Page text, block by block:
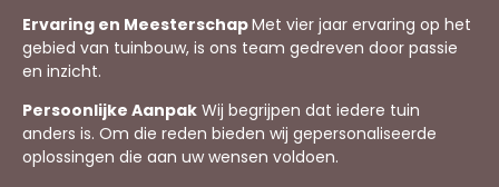
Ervaring en MeesterschapMet vier jaar ervaring op het
gebied van tuinbouw, is ons team gedreven door passie
en inzicht.
Persoonlijke Aanpak Wij begrijpen dat iedere tuin
anders is. Om die reden bieden wij gepersonaliseerde
oplossingen die aan uw wensen voldoen.